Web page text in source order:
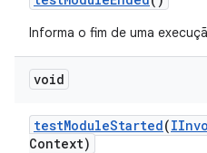
Informa o fim de uma
void
testModuleStarted(
Context)